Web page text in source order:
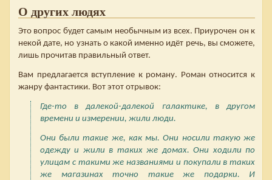
О других людях
Это вопрос будет самым необычным из всех. Приурочен он к
некой дате, но узнать о какой именно идёт речь, вы сможете,
лишь прочитав правильный ответ.
Вам предлагается вступление к роману. Роман относится к
жанру фантастики. Вот этот отрывок:
Где-то в далекой-далекой галактике, в другом
времени и измерении, жили люди.
Они были такие же, как мы. Они носили такую же
одежду и жили в таких же домах. Они ходили по
улицам с такими же названиями и покупали в таких
же магазинах точно такие же подарки. И